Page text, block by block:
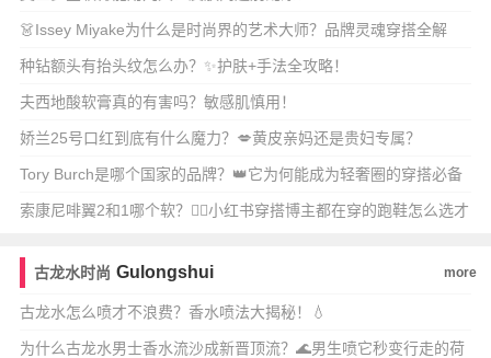
👗Issey Miyake为什么是时尚界的艺术大师？品牌灵魂穿搭全解
析！🎨
种钻额头有抬头纹怎么办？✨护肤+手法全攻略！
夫西地酸软膏真的有害吗？敏感肌慎用！
娇兰25号口红到底有什么魔力？💋黄皮亲妈还是贵妇专属？
Tory Burch是哪个国家的品牌？👑它为何能成为轻奢圈的穿搭必备
单品？
索康尼啡翼2和1哪个软？🏃‍♀️小红书穿搭博主都在穿的跑鞋怎么选才
古龙水时尚 Gulongshui more
古龙水怎么喷才不浪费？香水喷法大揭秘！💧
为什么古龙水男士香水流沙成新晋顶流？🌊男生喷它秒变行走的荷